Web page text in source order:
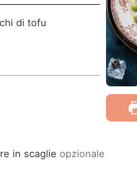
di tofu
in scaglie opzionale